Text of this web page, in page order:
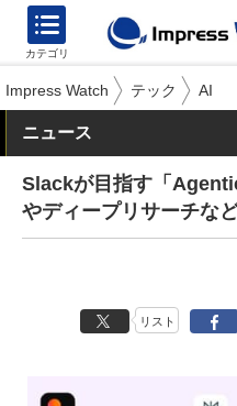
カテゴリ
Impress Watch テック AI
ニュース
Slackが目指す「
やディープリサーチな
リスト